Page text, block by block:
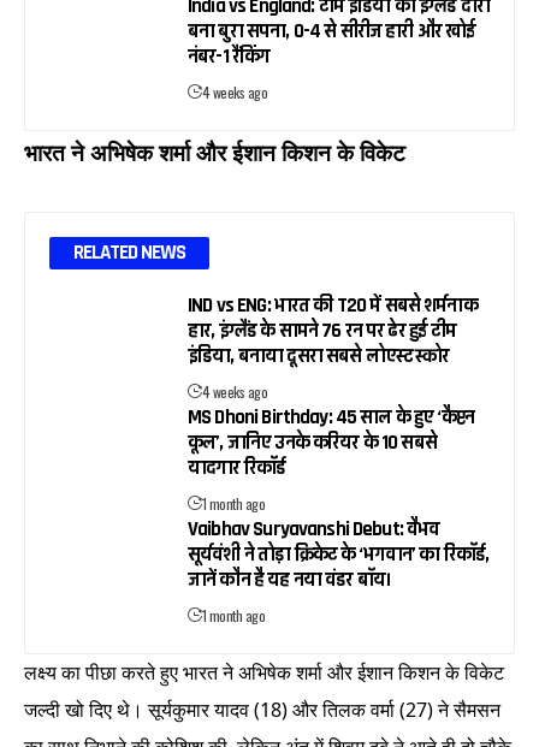
India vs England: टीम इंडिया का इंग्लैंड दौरा
बना बुरा सपना, 0-4 से सीरीज हारी और खोई
नंबर-1 रैंकिंग
4 weeks ago
भारत ने अभिषेक शर्मा और ईशान किशन के विकेट
RELATED NEWS
IND vs ENG: भारत की T20 में सबसे शर्मनाक
हार, इंग्लैंड के सामने 76 रन पर ढेर हुई टीम
इंडिया, बनाया दूसरा सबसे लोएस्ट स्कोर
4 weeks ago
MS Dhoni Birthday: 45 साल के हुए ‘कैप्टन
कूल’, जानिए उनके करियर के 10 सबसे
यादगार रिकॉर्ड
1 month ago
Vaibhav Suryavanshi Debut: वैभव
सूर्यवंशी ने तोड़ा क्रिकेट के ‘भगवान’ का रिकॉर्ड,
जानें कौन है यह नया वंडर बॉय।
1 month ago
लक्ष्य का पीछा करते हुए भारत ने अभिषेक शर्मा और ईशान किशन के विकेट
जल्दी खो दिए थे। सूर्यकुमार यादव (18) और तिलक वर्मा (27) ने सैमसन